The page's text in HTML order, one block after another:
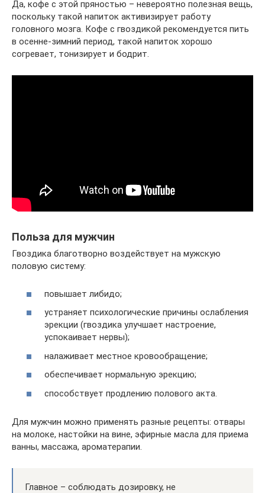
Да, кофе с этой пряностью – невероятно полезная вещь,
поскольку такой напиток активизирует работу
головного мозга. Кофе с гвоздикой рекомендуется пить
в осенне-зимний период, такой напиток хорошо
согревает, тонизирует и бодрит.
Польза для мужчин
Гвоздика благотворно воздействует на мужскую
половую систему:
повышает либидо;
устраняет психологические причины ослабления
эрекции (гвоздика улучшает настроение,
успокаивает нервы);
налаживает местное кровообращение;
обеспечивает нормальную эрекцию;
способствует продлению полового акта.
Для мужчин можно применять разные рецепты: отвары
на молоке, настойки на вине, эфирные масла для приема
ванны, массажа, ароматерапии.
Главное – соблюдать дозировку, не